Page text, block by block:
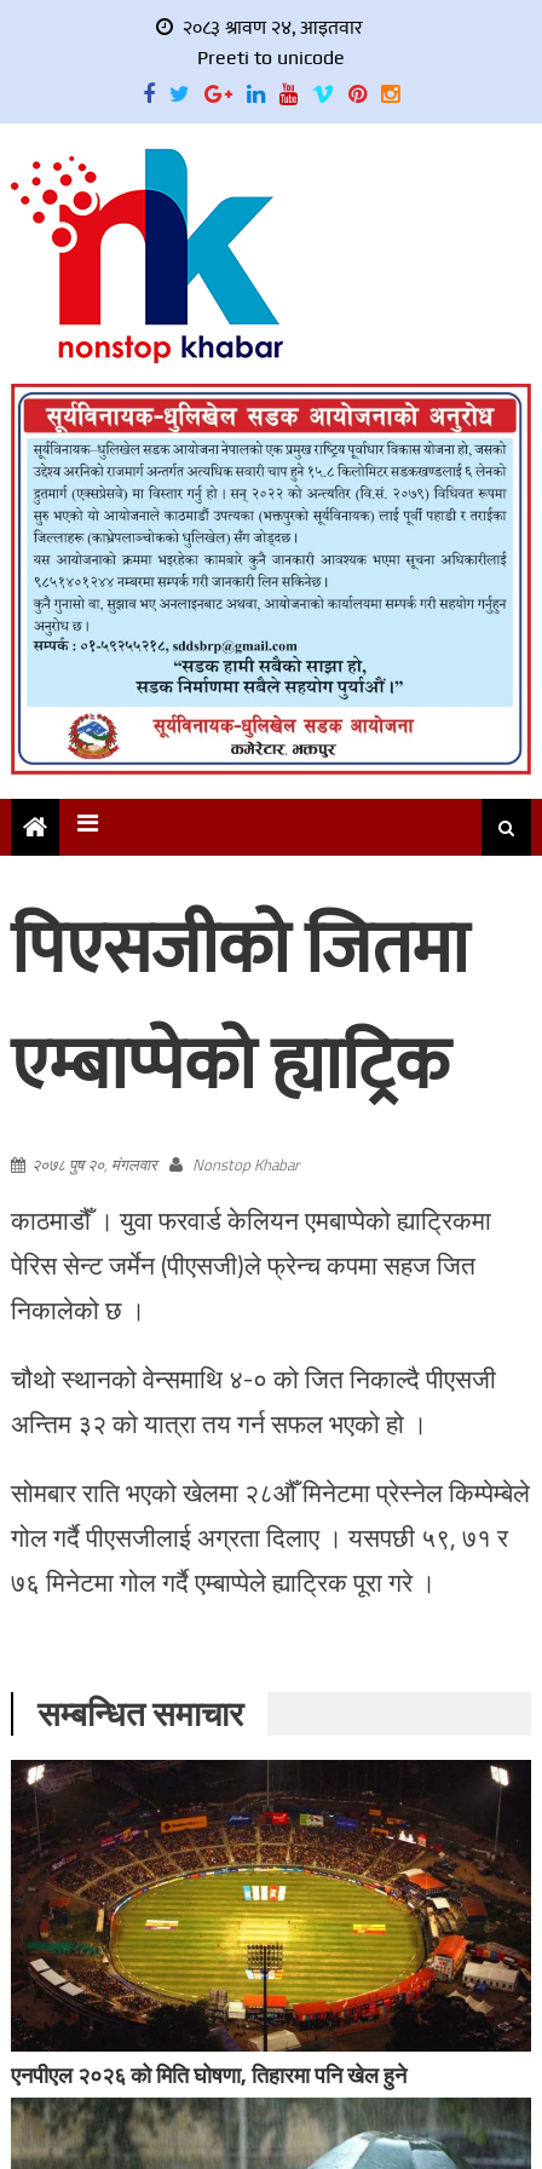
२०८३ श्रावण २४, आइतवार
Preeti to unicode
पिएसजीको जितमा
एम्बाप्पेको ह्याट्रिक
२०७८ पुष २०, मंगलवार Nonstop Khabar
काठमाडौँ । युवा फरवार्ड केलियन एमबाप्पेको ह्याट्रिकमा
पेरिस सेन्ट जर्मेन (पीएसजी)ले फ्रेन्च कपमा सहज जित
निकालेको छ ।
चौथो स्थानको वेन्समाथि ४-० को जित निकाल्दै पीएसजी
अन्तिम ३२ को यात्रा तय गर्न सफल भएको हो ।
सोमबार राति भएको खेलमा २८औँ मिनेटमा प्रेस्नेल किम्पेम्बेले
गोल गर्दै पीएसजीलाई अग्रता दिलाए । यसपछी ५९, ७१ र
७६ मिनेटमा गोल गर्दै एम्बाप्पेले ह्याट्रिक पूरा गरे ।
सम्बन्धित समाचार
एनपीएल २०२६ को मिति घोषणा, तिहारमा पनि खेल हुने